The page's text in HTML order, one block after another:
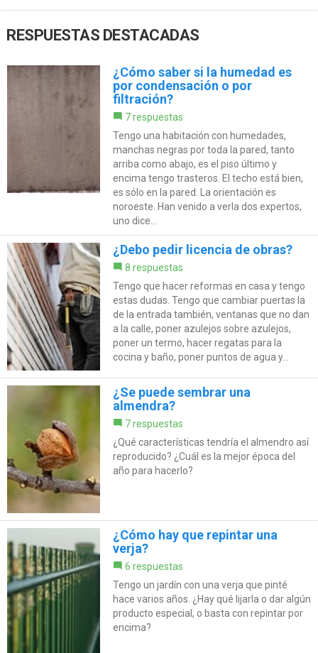
RESPUESTAS DESTACADAS
¿Cómo saber si la humedad es
por condensación o por
filtración?
7 respuestas
Tengo una habitación con humedades,
manchas negras por toda la pared, tanto
arriba como abajo, es el piso último y
encima tengo trasteros. El techo está bien,
es sólo en la pared. La orientación es
noroeste. Han venido a verla dos expertos,
uno dice...
¿Debo pedir licencia de obras?
8 respuestas
Tengo que hacer reformas en casa y tengo
estas dudas. Tengo que cambiar puertas la
de la entrada también, ventanas que no dan
a la calle, poner azulejos sobre azulejos,
poner un termo, hacer regatas para la
cocina y baño, poner puntos de agua y...
¿Se puede sembrar una
almendra?
7 respuestas
¿Qué características tendría el almendro así
reproducido? ¿Cuál es la mejor época del
año para hacerlo?
¿Cómo hay que repintar una
verja?
6 respuestas
Tengo un jardín con una verja que pinté
hace varios años. ¿Hay qué lijarla o dar algún
producto especial, o basta con repintar por
encima?